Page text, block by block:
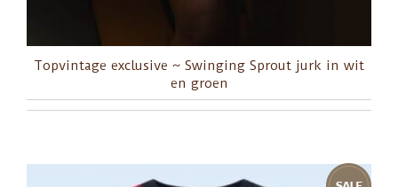
Topvintage exclusive ~ Swinging Sprout jurk in wit
en groen